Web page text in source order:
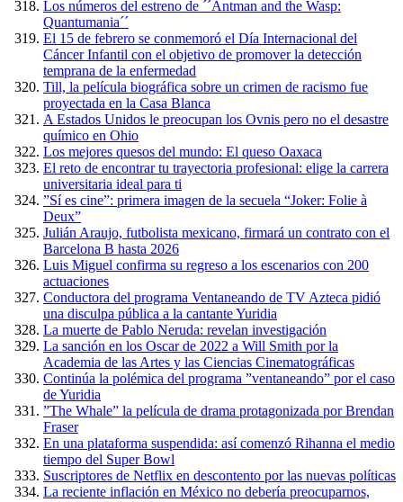
Los números del estreno de ´´Antman and the Wasp:
Quantumania´´
El 15 de febrero se conmemoró el Día Internacional del
Cáncer Infantil con el objetivo de promover la detección
temprana de la enfermedad
Till, la película biográfica sobre un crimen de racismo fue
proyectada en la Casa Blanca
A Estados Unidos le preocupan los Ovnis pero no el desastre
químico en Ohio
Los mejores quesos del mundo: El queso Oaxaca
El reto de encontrar tu trayectoria profesional: elige la carrera
universitaria ideal para ti
”Sí es cine”: primera imagen de la secuela “Joker: Folie à
Deux”
Julián Araujo, futbolista mexicano, firmará un contrato con el
Barcelona B hasta 2026
Luis Miguel confirma su regreso a los escenarios con 200
actuaciones
Conductora del programa Ventaneando de TV Azteca pidió
una disculpa pública a la cantante Yuridia
La muerte de Pablo Neruda: revelan investigación
La sanción en los Oscar de 2022 a Will Smith por la
Academia de las Artes y las Ciencias Cinematográficas
Continúa la polémica del programa ”ventaneando” por el caso
de Yuridia
”The Whale” la película de drama protagonizada por Brendan
Fraser
En una plataforma suspendida: así comenzó Rihanna el medio
tiempo del Super Bowl
Suscriptores de Netflix en descontento por las nuevas políticas
La reciente inflación en México no debería preocuparnos,